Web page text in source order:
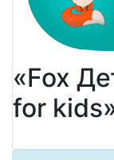
«Fox
for